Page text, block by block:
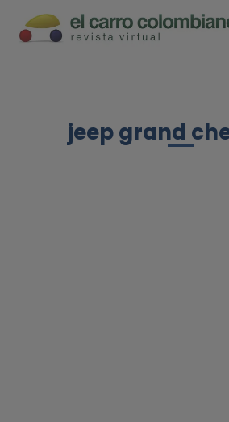
jeep grand